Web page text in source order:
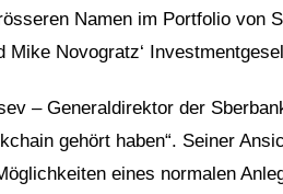
Namen im Portfolio von
Mike Novogratz‘
– Generaldirektor der
gehört haben“. Seiner
eines normalen